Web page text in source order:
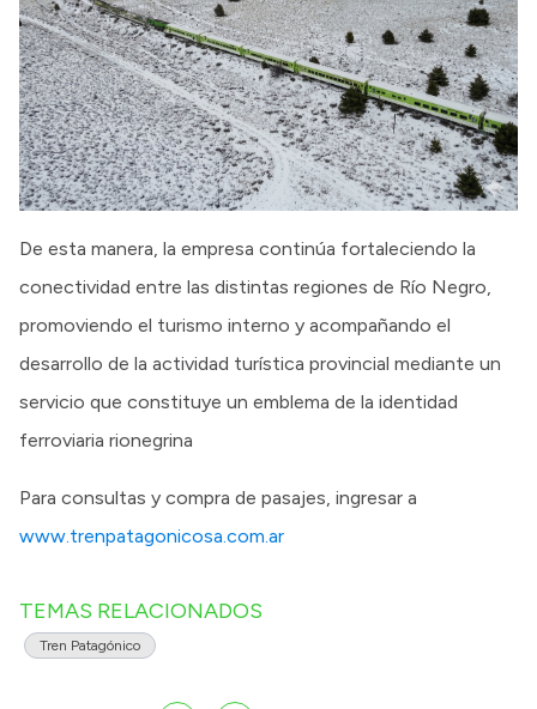
De esta manera, la empresa continúa fortaleciendo la
conectividad entre las distintas regiones de Río Negro,
promoviendo el turismo interno y acompañando el
desarrollo de la actividad turística provincial mediante un
servicio que constituye un emblema de la identidad
ferroviaria rionegrina
Para consultas y compra de pasajes, ingresar a
www.trenpatagonicosa.com.ar
TEMAS RELACIONADOS
Tren Patagónico